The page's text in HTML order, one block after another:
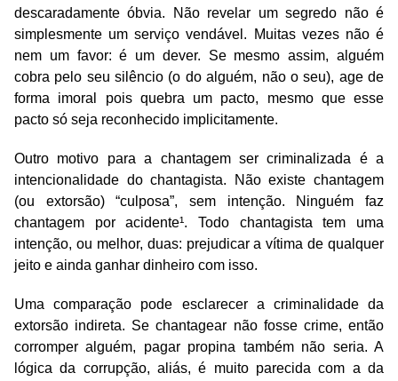
descaradamente óbvia. Não revelar um segredo não é
simplesmente um serviço vendável. Muitas vezes não é
nem um favor: é um dever. Se mesmo assim, alguém
cobra pelo seu silêncio (o do alguém, não o seu), age de
forma imoral pois quebra um pacto, mesmo que esse
pacto só seja reconhecido implicitamente.
Outro motivo para a chantagem ser criminalizada é a
intencionalidade do chantagista. Não existe chantagem
(ou extorsão) “culposa”, sem intenção. Ninguém faz
chantagem por acidente¹. Todo chantagista tem uma
intenção, ou melhor, duas: prejudicar a vítima de qualquer
jeito e ainda ganhar dinheiro com isso.
Uma comparação pode esclarecer a criminalidade da
extorsão indireta. Se chantagear não fosse crime, então
corromper alguém, pagar propina também não seria. A
lógica da corrupção, aliás, é muito parecida com a da